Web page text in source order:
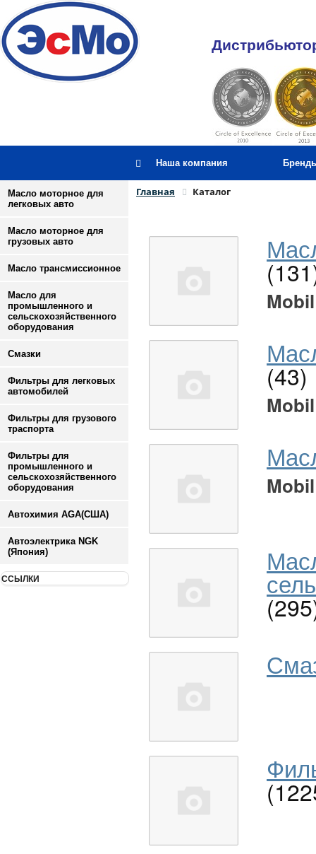
Наша компания
Масло моторное для
легковых авто
Масло моторное для
грузовых авто
Масло трансмиссионное
Масло для
промышленного и
сельскохозяйственного
оборудования
Смазки
Фильтры для легковых
автомобилей
Фильтры для грузового
траспорта
Фильтры для
промышленного и
сельскохозяйственного
оборудования
Автохимия AGA(США)
Автоэлектрика NGK
(Япония)
ССЫЛКИ
Главная Каталог
Mobil
(43)
Mobil
Mobil